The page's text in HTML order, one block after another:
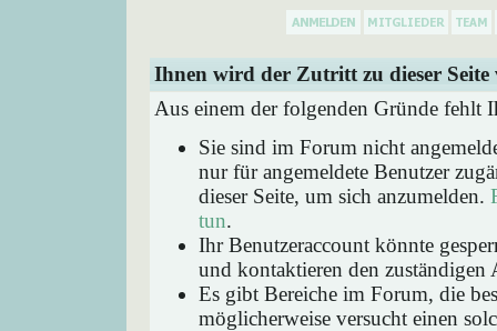
Ihnen wird der Zutritt zu dieser Seite
Aus einem der folgenden Gründe fehlt
Sie sind im Forum nicht
nur für angemeldete Benutzer
dieser Seite, um sich anzumelden.
tun.
Ihr Benutzeraccount könnte
und kontaktieren den zuständigen
Es gibt Bereiche im Forum, die
möglicherweise versucht einen